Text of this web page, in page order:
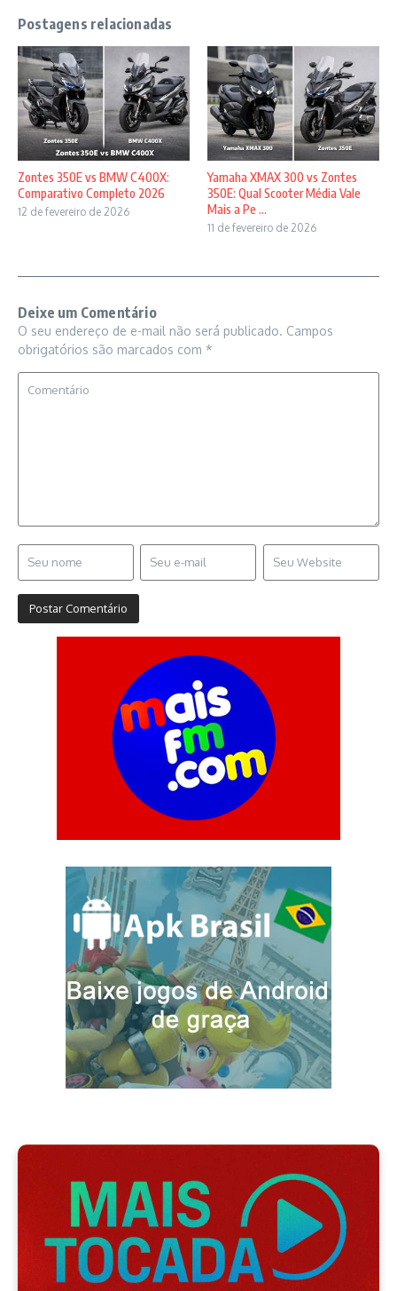
Postagens relacionadas
Zontes 350E vs BMW C400X:
Comparativo Completo 2026
12 de fevereiro de 2026
Yamaha XMAX 300 vs Zontes
350E: Qual Scooter Média Vale
Mais a Pe ...
11 de fevereiro de 2026
Deixe um Comentário
O seu endereço de e-mail não será publicado. Campos
obrigatórios são marcados com *